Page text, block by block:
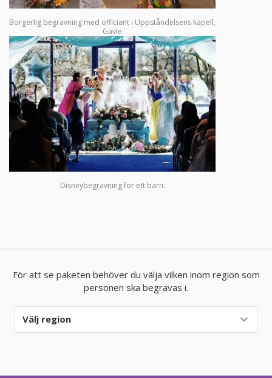
Borgerlig begravning med officiant i Uppståndelsens kapell,
Gävle
Disneybegravning för ett barn.
För att se paketen behöver du välja vilken inom region som
personen ska begravas i.